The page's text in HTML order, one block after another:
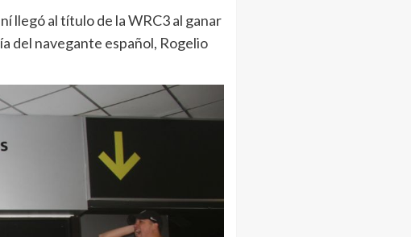
llegó al título de la WRC3 al ganar
del navegante español, Rogelio